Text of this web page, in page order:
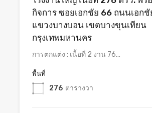
กิจการ ซอยเอกชัย 66 ถนนเอก
แขวงบางบอน เขตบางขุนเทียน
กรุงเทพมหานคร
การตกแต่ง : เนื้อที่ 2 งาน 76…
พื้นที่
276 ตารางวา